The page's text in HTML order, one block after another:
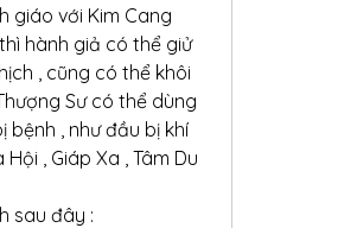
giáo với Kim Cang
hành giả có thể giử
, cũng có thể khôi
Sư có thể dùng
bệnh , như đầu bị khí
, Giáp Xa , Tâm Du
sau đây :